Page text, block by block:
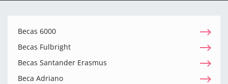
Becas 6000
Becas Fulbright
Becas Santander Erasmus
Beca Adriano